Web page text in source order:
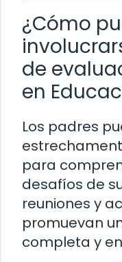
¿Cómo
de
en
Los padres
para
desafíos de
reuniones y
promuevan
completa y